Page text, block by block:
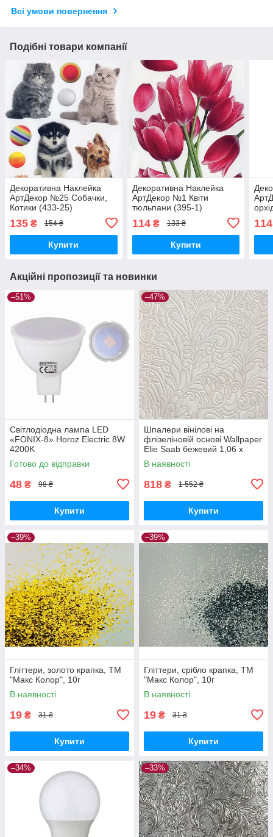
Всі умови повернення
Подібні товари компанії
Декоративна Наклейка
АртДекор №25 Собачки,
Котики (433-25)
135 ₴ 154 ₴
Купити
Декоративна Наклейка
АртДекор №1 Квіти
тюльпани (395-1)
114₴ 133 ₴
Купити
114
Акційні пропозиції та новинки
–51%
Світлодіодна лампа LED
«FONIX-8» Horoz Electric 8W
4200K
Готово до відправки
48 ₴ 98 ₴
Купити
–47%
Шпалери вінілові на
флізеліновій основі Wallpaper
Elie Saab бежевий 1,06 х
10,05м (Z64802)
В наявності
818 ₴ 1 552 ₴
Купити
–39%
Гліттери, золото крапка, ТМ
"Макс Колор", 10г
В наявності
19 ₴ 31 ₴
Купити
–39%
Гліттери, срібло крапка, ТМ
"Макс Колор", 10г
В наявності
19 ₴ 31 ₴
Купити
–34% –33%